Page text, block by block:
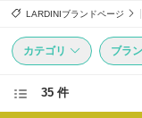
LARDINIブランドページ
カテゴリ ブラ
35 件